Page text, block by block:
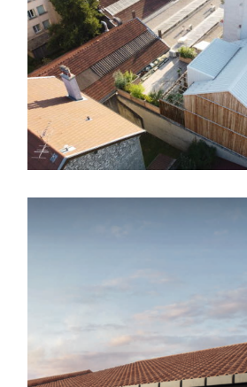
maison individuelle,Ossature bois